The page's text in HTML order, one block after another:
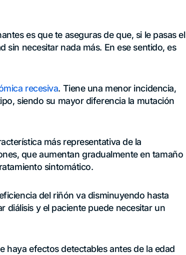
es que te aseguras de que, si le pasas el
necesitar nada más. En ese sentido, es
recesiva. Tiene una menor incidencia,
siendo su mayor diferencia la mutación
más representativa de la
que aumentan gradualmente en tamaño
sintomático.
del riñón va disminuyendo hasta
diálisis y el paciente puede necesitar un
haya efectos detectables antes de la edad